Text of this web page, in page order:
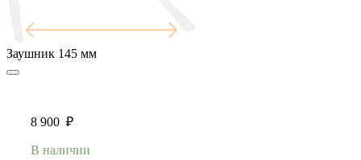
Заушник 145 мм
8 900 ₽
В наличии